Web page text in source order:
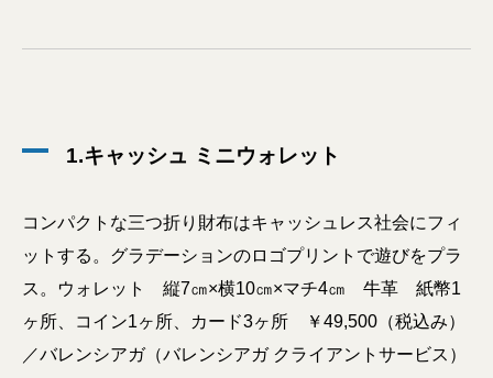
1.キャッシュ ミニウォレット
コンパクトな三つ折り財布はキャッシュレス社会にフィ
ットする。グラデーションのロゴプリントで遊びをプラ
ス。ウォレット 縦7㎝×横10㎝×マチ4㎝ 牛革 紙幣1
ヶ所、コイン1ヶ所、カード3ヶ所 ￥49,500（税込み）
／バレンシアガ（バレンシアガ クライアントサービス）